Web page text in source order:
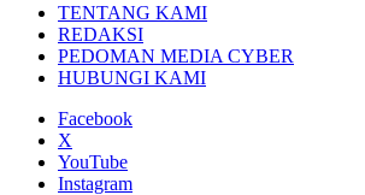
TENTANG KAMI
REDAKSI
PEDOMAN MEDIA CYBER
HUBUNGI KAMI
Facebook
X
YouTube
Instagram